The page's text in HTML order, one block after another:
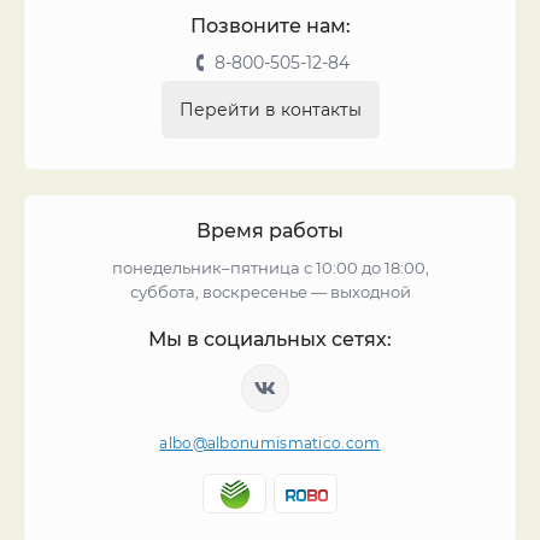
Позвоните нам:
8-800-505-12-84
Перейти в контакты
Время работы
понедельник–пятница с 10:00 до 18:00,
суббота, воскресенье — выходной
Мы в социальных сетях:
albo@albonumismatico.com